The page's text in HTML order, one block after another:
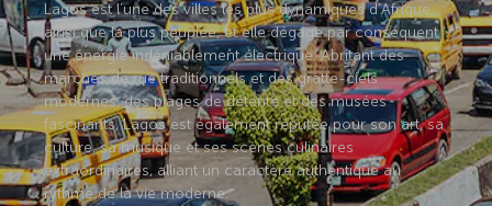
Lagos est l’une des villes les plus dynamiques d’Afrique,
ainsi que la plus peuplée, et elle dégage par conséquent
une énergie indéniablement électrique. Abritant des
marchés de rue traditionnels et des gratte-ciels
modernes, des plages de détente et des musées
fascinants, Lagos est également réputée pour son art, sa
culture, sa musique et ses scènes culinaires
extraordinaires, alliant un caractère authentique au
rythme de la vie moderne.